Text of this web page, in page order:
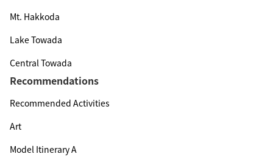
Mt. Hakkoda
Lake Towada
Central Towada
Recommendations
Recommended Activities
Art
Model Itinerary A